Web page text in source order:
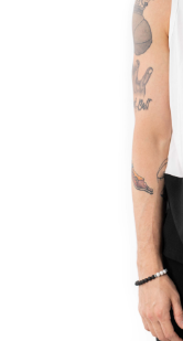
МАЙКА
44(S)